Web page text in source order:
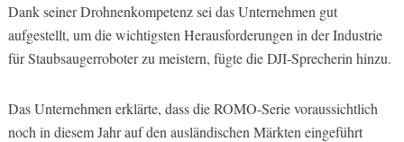
Dank seiner Drohnenkompetenz sei das Unternehmen gut
aufgestellt, um die wichtigsten Herausforderungen in der Industrie
für Staubsaugerroboter zu meistern, fügte die DJI-Sprecherin hinzu.
Das Unternehmen erklärte, dass die ROMO-Serie voraussichtlich
noch in diesem Jahr auf den ausländischen Märkten eingeführt